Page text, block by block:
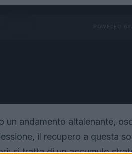
un andamento altalenante,
il recupero a questa
si tratta di un accumulo